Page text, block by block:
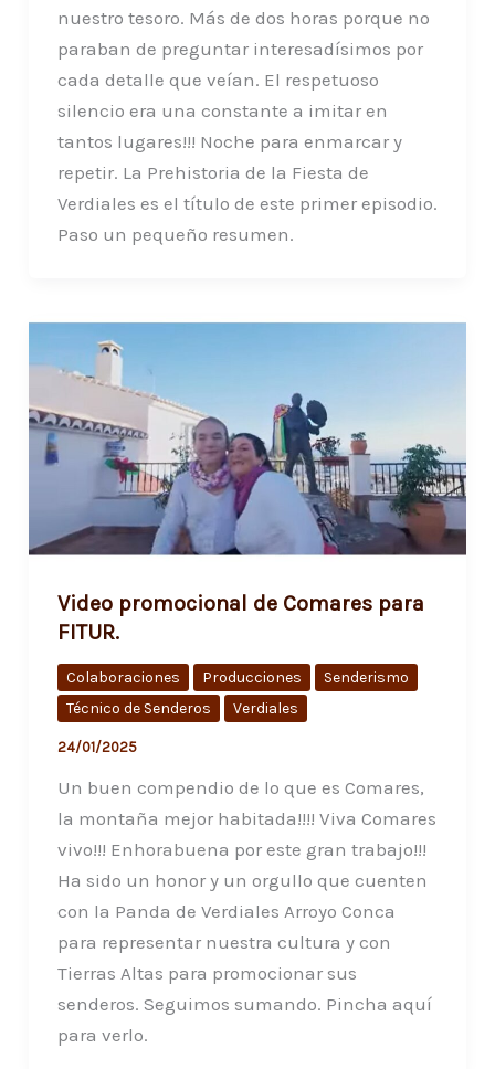
nuestro tesoro. Más de dos horas porque no
paraban de preguntar interesadísimos por
cada detalle que veían. El respetuoso
silencio era una constante a imitar en
tantos lugares!!! Noche para enmarcar y
repetir. La Prehistoria de la Fiesta de
Verdiales es el título de este primer episodio.
Paso un pequeño resumen.
Video promocional de Comares para
FITUR.
Colaboraciones Producciones
Senderismo
Técnico de Senderos
Verdiales
24/01/2025
Un buen compendio de lo que es Comares,
la montaña mejor habitada!!!! Viva Comares
vivo!!! Enhorabuena por este gran trabajo!!!
Ha sido un honor y un orgullo que cuenten
con la Panda de Verdiales Arroyo Conca
para representar nuestra cultura y con
Tierras Altas para promocionar sus
senderos. Seguimos sumando. Pincha aquí
para verlo.